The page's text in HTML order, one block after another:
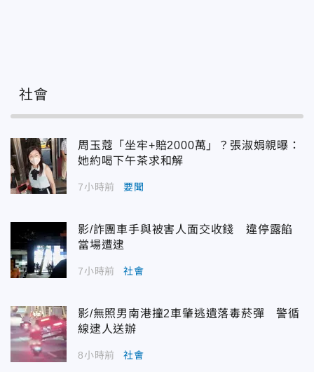
社會
周玉蔻「坐牢+賠2000萬」？張淑娟親曝：
她約喝下午茶求和解
7小時前 要聞
影/詐團車手與被害人面交收錢 違停露餡
當場遭逮
7小時前 社會
影/無照男南港撞2車肇逃遺落毒菸彈 警循
線逮人送辦
8小時前 社會